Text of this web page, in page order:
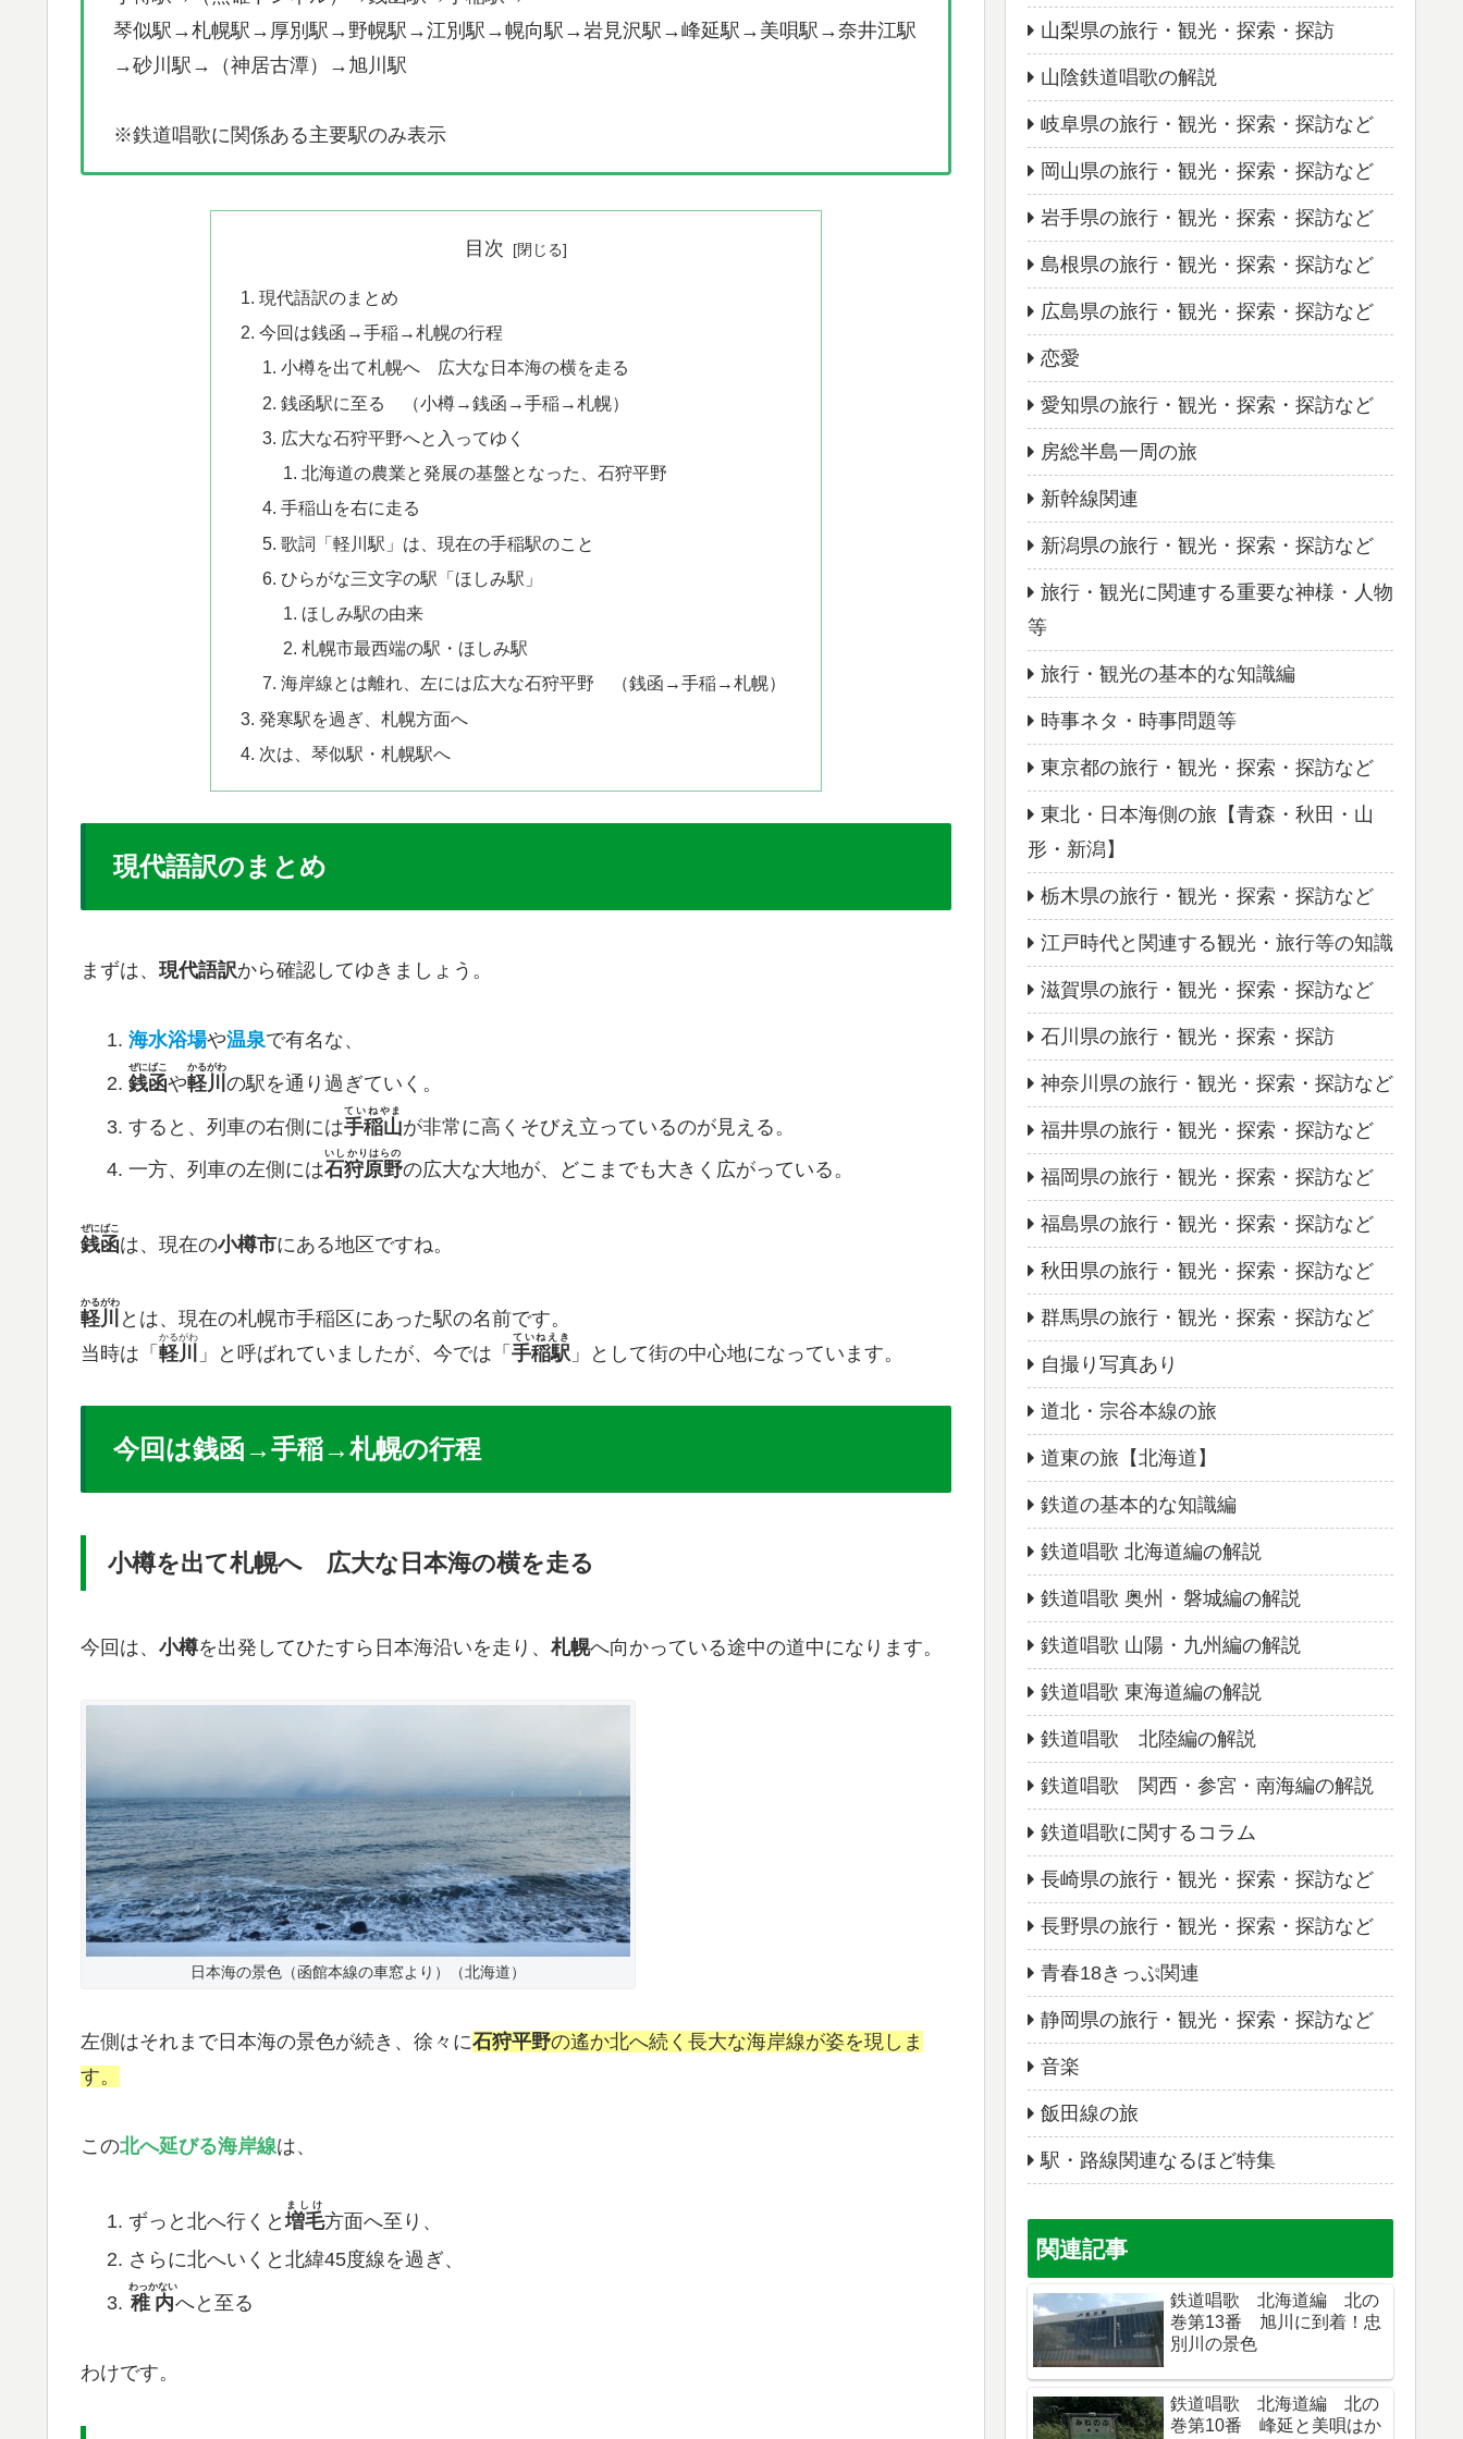
琴似駅→札幌駅→厚別駅→野幌駅→江別駅→幌向駅→岩見沢駅→峰延駅→美唄駅→奈井江駅
→砂川駅→（神居古潭）→旭川駅
※鉄道唱歌に関係ある主要駅のみ表示
目次
​現代語訳のまとめ
今回は銭函→手稲→札幌の行程
小樽を出て札幌へ 広大な日本海の横を走る
銭函駅に至る （小樽→銭函→手稲→札幌）
広大な石狩平野へと入ってゆく
北海道の農業と発展の基盤となった、石狩平野
手稲山を右に走る
歌詞「軽川駅」は、現在の手稲駅のこと
ひらがな三文字の駅「ほしみ駅」
ほしみ駅の由来
札幌市最西端の駅・ほしみ駅
海岸線とは離れ、左には広大な石狩平野 （銭函→手稲→札幌）
発寒駅を過ぎ、札幌方面へ
次は、琴似駅・札幌駅へ
​現代語訳のまとめ
まずは、 現代語訳から確認してゆきましょう。
海水浴場や温泉で有名な、
銭函
ぜにばこ
や軽川
かるがわ
の駅を通り過ぎていく。
​すると、列車の右側には手稲山
ていねやま
が非常に高くそびえ立っているのが見える。
​一方、列車の左側には石狩原野
いしかりはらの
の広大な大地が、どこまでも大きく広がっている。
銭函
ぜにばこ
は、​現在の小樽市にある地区ですね。
軽川
かるがわ
とは、​現在の札幌市手稲区にあった駅の名前です。
当時は「 軽川
かるがわ
」と呼ばれていましたが、今では「 手稲駅
ていねえき
」として街の中心地になっています。
今回は銭函→手稲→札幌の行程
小樽を出て札幌へ 広大な日本海の横を走る
今回は、 小樽を出発してひたすら日本海沿いを走り、 札幌へ向かっている途中の道中になります。
日本海の景色（函館本線の車窓より）（北海道）
左側はそれまで日本海の景色が続き、徐々に石狩平野の遙か北へ続く長大な海岸線が姿を現しま
す。
この北へ延びる海岸線は、
ずっと北へ行くと 増毛
ましけ
方面へ至り、
さらに北へいくと北緯45度線を過ぎ、
稚内
わっかない
へと至る
わけです。
山梨県の旅行・観光・探索・探訪
山陰鉄道唱歌の解説
岐阜県の旅行・観光・探索・探訪など
岡山県の旅行・観光・探索・探訪など
岩手県の旅行・観光・探索・探訪など
島根県の旅行・観光・探索・探訪など
広島県の旅行・観光・探索・探訪など
恋愛
愛知県の旅行・観光・探索・探訪など
房総半島一周の旅
新幹線関連
新潟県の旅行・観光・探索・探訪など
旅行・観光に関連する重要な神様・人物
等
旅行・観光の基本的な知識編
時事ネタ・時事問題等
東京都の旅行・観光・探索・探訪など
東北・日本海側の旅【青森・秋田・山
形・新潟】
栃木県の旅行・観光・探索・探訪など
江戸時代と関連する観光・旅行等の知識
滋賀県の旅行・観光・探索・探訪など
石川県の旅行・観光・探索・探訪
神奈川県の旅行・観光・探索・探訪など
福井県の旅行・観光・探索・探訪など
福岡県の旅行・観光・探索・探訪など
福島県の旅行・観光・探索・探訪など
秋田県の旅行・観光・探索・探訪など
群馬県の旅行・観光・探索・探訪など
自撮り写真あり
道北・宗谷本線の旅
道東の旅【北海道】
鉄道の基本的な知識編
鉄道唱歌 北海道編の解説
鉄道唱歌 奥州・磐城編の解説
鉄道唱歌 山陽・九州編の解説
鉄道唱歌 東海道編の解説
鉄道唱歌 北陸編の解説
鉄道唱歌 関西・参宮・南海編の解説
鉄道唱歌に関するコラム
長崎県の旅行・観光・探索・探訪など
長野県の旅行・観光・探索・探訪など
青春18きっぷ関連
静岡県の旅行・観光・探索・探訪など
音楽
飯田線の旅
駅・路線関連なるほど特集
関連記事
鉄道唱歌 北海道編 北の
巻第13番 旭川に到着！忠
別川の景色
鉄道唱歌 北海道編 北の
巻第10番 峰延と美唄はか